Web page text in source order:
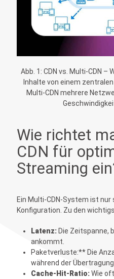
Abb. 1: CDN vs. Multi-CDN –
Inhalte von einem
Multi-CDN mehrere
Wie richtet
CDN für
Streaming
Ein Multi-CDN-System ist
Konfiguration. Zu den
Latenz:Die Zeitspanne,
ankommt.
Paketverluste:** Die
während der
Cache-Hit-Ratio:Wie oft